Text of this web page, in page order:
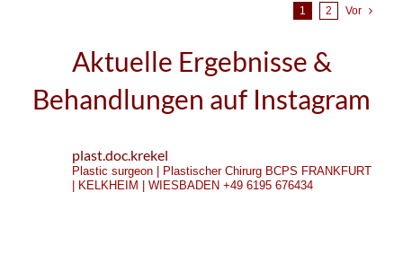
1 2 Vor
Aktuelle Ergebnisse &
Behandlungen auf Instagram
plast.doc.krekel
Plastic surgeon | Plastischer Chirurg BCPS FRANKFURT
| KELKHEIM | WIESBADEN +49 6195 676434